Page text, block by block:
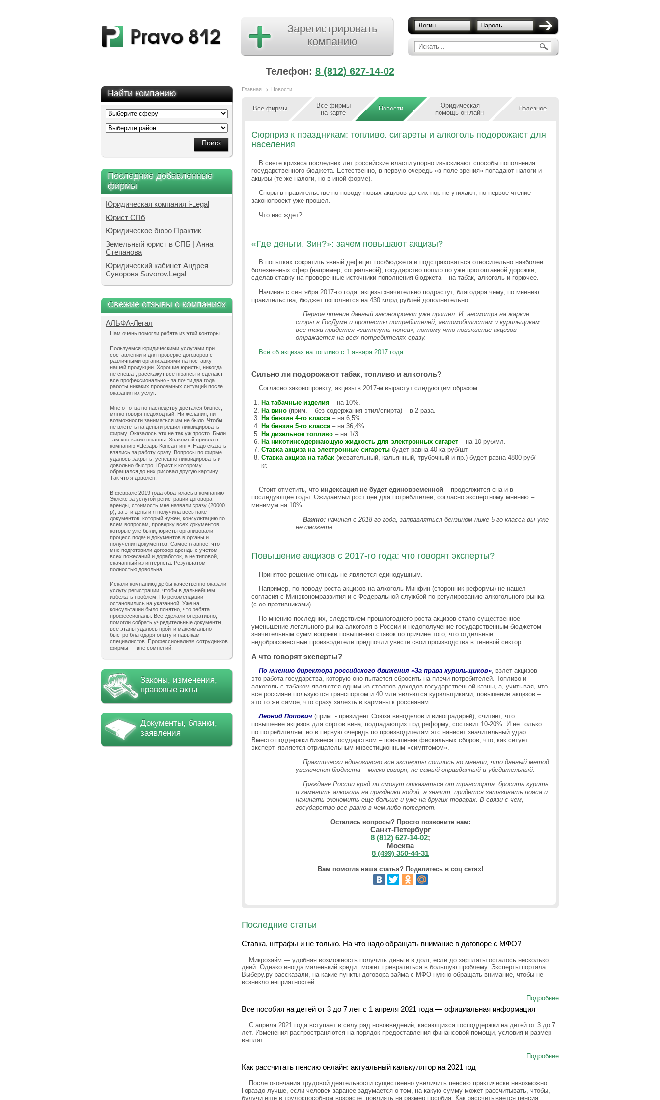
Искать...
Логин Пароль
Зарегистрировать
компанию
Телефон: 8 (812) 627-14-02
Найти компанию
Последние добавленные
фирмы
Юридическая компания i-Legal
Юрист СПб
Юридическое бюро Практик
Земельный юрист в СПБ | Анна
Степанова
Юридический кабинет Андрея
Суворова Suvorov.Legal
Свежие отзывы о компаниях
АЛЬФА-Легал
Нам очень помогли ребята из этой конторы.
Пользуемся юридическими услугами при
составлении и для проверке договоров с
различными организациями на поставку
нашей продукции. Хорошие юристы, никогда
не спешат, расскажут все нюансы и сделают
все профессионально - за почти два года
работы никаких проблемных ситуаций после
оказания их услуг.
Мне от отца по наследству достался бизнес,
мягко говоря недоходный. Ни желания, ни
возможности заниматься им не было. Чтобы
не влететь на деньги решил ликвидировать
фирму. Оказалось это не так уж просто. Были
там кое-какие нюансы. Знакомый привел в
компанию «Цезарь Консалтинг». Надо сказать
взялись за работу сразу. Вопросы по фирме
удалось закрыть, успешно ликвидировать и
довольно быстро. Юрист к которому
обращался до них рисовал другую картину.
Так что я доволен.
В феврале 2019 года обратилась в компанию
Эклекс за услугой регистрации договора
аренды, стоимость мне назвали сразу (20000
р), за эти деньги я получила весь пакет
документов, который нужен, консультацию по
всем вопросам, проверку всех документов,
которые уже были, юристы организовали
процесс подачи документов в органы и
получения документов. Самое главное, что
мне подготовили договор аренды с учетом
всех пожеланий и доработок, а не типовой,
скачанный из интернета. Результатом
полностью довольна.
Искали компанию,где бы качественно оказали
услугу регистрации, чтобы в дальнейшем
избежать проблем. По рекомендации
остановились на указанной. Уже на
консультации было понятно, что ребята
профессионалы. Все сделали оперативно,
помогли собрать учредительные документы,
все этапы удалось пройти максимально
быстро благодаря опыту и навыкам
специалистов. Профессионализм сотрудников
фирмы — вне сомнений.
Законы, изменения,
правовые акты
Документы, бланки,
заявления
Главная Новости
Все фирмы
Все фирмы
на карте
Новости
Юридическая
помощь он-лайн
Полезное
Сюрприз к праздникам: топливо, сигареты и алкоголь подорожают для
населения
В свете кризиса последних лет российские власти упорно изыскивают способы пополнения
государственного бюджета. Естественно, в первую очередь «в поле зрения» попадают налоги и
акцизы (те же налоги, но в иной форме).
Споры в правительстве по поводу новых акцизов до сих пор не утихают, но первое чтение
законопроект уже прошел.
Что нас ждет?
«Где деньги, Зин?»: зачем повышают акцизы?
В попытках сократить явный дефицит гос/бюджета и подстраховаться относительно наиболее
болезненных сфер (например, социальной), государство пошло по уже протоптанной дорожке,
сделав ставку на проверенные источники пополнения бюджета – на табак, алкоголь и горючее.
Начиная с сентября 2017-го года, акцизы значительно подрастут, благодаря чему, по мнению
правительства, бюджет пополнится на 430 млрд рублей дополнительно.
Первое чтение данный законопроект уже прошел. И, несмотря на жаркие
споры в ГосДуме и протесты потребителей, автомобилистам и курильщикам
все-таки придется «затянуть пояса», потому что повышение акцизов
отражается на всех потребителях сразу.
Всё об акцизах на топливо с 1 января 2017 года
Сильно ли подорожают табак, топливо и алкоголь?
Согласно законопроекту, акцизы в 2017-м вырастут следующим образом:
На табачные изделия – на 10%.
На вино (прим. – без содержания этил/спирта) – в 2 раза.
На бензин 4-го класса– на 6,5%.
На бензин 5-го класса– на 36,4%.
На дизельное топливо – на 1/3.
На никотинсодержающую жидкость для электронных сигарет – на 10 руб/мл.
Ставка акциза на электронные сигареты будет равна 40-ка руб/шт.
Ставка акциза на табак (жевательный, кальянный, трубочный и пр.) будет равна 4800 руб/
кг.
Стоит отметить, что индексация не будет единовременной – продолжится она и в
последующие годы. Ожидаемый рост цен для потребителей, согласно экспертному мнению –
минимум на 10%.
Важно: начиная с 2018-го года, заправляться бензином ниже 5-го класса вы уже
не сможете.
Повышение акцизов с 2017-го года: что говорят эксперты?
Принятое решение отнюдь не является единодушным.
Например, по поводу роста акцизов на алкоголь Минфин (сторонник реформы) не нашел
согласия с Минэкономразвития и с Федеральной службой по регулированию алкогольного рынка
(с ее противниками).
По мнению последних, следствием прошлогоднего роста акцизов стало существенное
уменьшение легального рынка алкоголя в России и недополучение государственным бюджетом
значительным сумм вопреки повышению ставок по причине того, что отдельные
недобросовестные производители предпочли увести свои производства в теневой сектор.
А что говорят эксперты?
По мнению директора российского движения «За права курильщиков», взлет акцизов –
это работа государства, которую оно пытается сбросить на плечи потребителей. Топливо и
алкоголь с табаком являются одним из столпов доходов государственной казны, а, учитывая, что
все россияне пользуются транспортом и 40 млн являются курильщиками, повышение акцизов –
это то же самое, что сразу залезть в карманы к россиянам.
Леонид Попович (прим. - президент Союза виноделов и виноградарей), считает, что
повышение акцизов для сортов вина, подпадающих под реформу, составит 10-20%. И не только
по потребителям, но в первую очередь по производителям это нанесет значительный удар.
Вместо поддержки бизнеса государством – повышение фискальных сборов, что, как сетует
эксперт, является отрицательным инвестиционным «симптомом».
Практически единогласно все эксперты сошлись во мнении, что данный метод
увеличения бюджета – мягко говоря, не самый оправданный и убедительный.
Граждане России вряд ли смогут отказаться от транспорта, бросить курить
и заменить алкоголь на праздники водой, а значит, придется затягивать пояса и
начинать экономить еще больше и уже на других товарах. В связи с чем,
государство все равно в чем-либо потеряет.
Остались вопросы? Просто позвоните нам:
Санкт-Петербург
8 (812) 627-14-02;
Москва
8 (499) 350-44-31
Вам помогла наша статья? Поделитесь в соц сетях!
Последние статьи
Ставка, штрафы и не только. На что надо обращать внимание в договоре с МФО?
Микрозайм — удобная возможность получить деньги в долг, если до зарплаты осталось несколько
дней. Однако иногда маленький кредит может превратиться в большую проблему. Эксперты портала
Выберу.ру рассказали, на какие пункты договора займа с МФО нужно обращать внимание, чтобы не
возникло неприятностей.
Подробнее
Все пособия на детей от 3 до 7 лет с 1 апреля 2021 года — официальная информация
С апреля 2021 года вступает в силу ряд нововведений, касающихся господдержки на детей от 3 до 7
лет. Изменения распространяются на порядок предоставления финансовой помощи, условия и размер
выплат.
Подробнее
Как рассчитать пенсию онлайн: актуальный калькулятор на 2021 год
После окончания трудовой деятельности существенно увеличить пенсию практически невозможно.
Гораздо лучше, если человек заранее задумается о том, на какую сумму может рассчитывать, чтобы,
будучи еще в трудоспособном возрасте, повлиять на размер пособия. Как рассчитывается пенсия,